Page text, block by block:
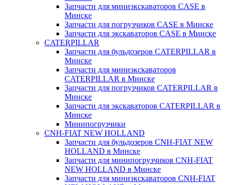
Запчасти для миниэкскаваторов CASE в
Минске
Запчасти для погрузчиков CASE в Минске
Запчасти для экскаваторов CASE в Минске
CATERPILLAR
Запчасти для бульдозеров CATERPILLAR в
Минске
Запчасти для миниэкскаваторов
CATERPILLAR в Минске
Запчасти для погрузчиков CATERPILLAR в
Минске
Запчасти для экскаваторов CATERPILLAR в
Минскe
Минипогрузчики
CNH-FIAT NEW HOLLAND
Запчасти для бульдозеров CNH-FIAT NEW
HOLLAND в Минске
Запчасти для минипогрузчиков CNH-FIAT
NEW HOLLAND в Минске
Запчасти для миниэкскаваторов CNH-FIAT